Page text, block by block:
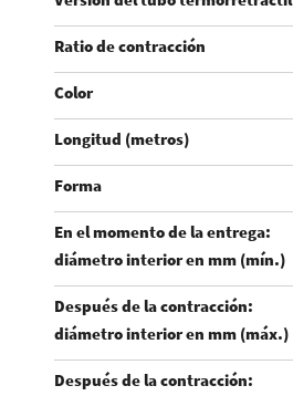
Ratio de contracción
Color
Longitud (metros)
Forma
En el momento de la entrega:
diámetro interior en mm (mín.)
Después de la contracción:
diámetro interior en mm (máx.)
Después de la contracción: